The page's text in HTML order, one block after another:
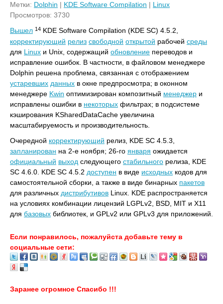
Метки: Dolphin | KDE Software Compilation | Linux
Просмотров: 3730
Вышел 14 KDE Software Compilation (KDE SC) 4.5.2,
корректирующий релиз свободной открытой рабочей среды
для Linux и Unix, содержащий обновление переводов и
исправление ошибок. В частности, в файловом менеджере
Dolphin решена проблема, связанная с отображением
устаревших данных в окне предпросмотра; в оконном
менеджере Kwin оптимизирован композитный менеджер и
исправлены ошибки в некоторых фильтрах; в подсистеме
кэширования KSharedDataCache увеличина
масштабируемость и производительность.
Очередной корректирующий релиз, KDE SC 4.5.3,
запланирован на 2-е ноября; 26-го января ожидается
официальный выход следующего стабильного релиза, KDE
SC 4.6.0. KDE SC 4.5.2 доступен в виде исходных кодов для
самостоятельной сборки, а также в виде бинарных пакетов
для различных дистрибутивов Linux. KDE распространяется
на условиях комбинации лицензий LGPLv2, BSD, MIT и X11
для базовых библиотек, и GPLv2 или GPLv3 для приложений.
Если понравилось, пожалуйста добавьте тему в
социальные сети:
Заранее огромное Спасибо !!!